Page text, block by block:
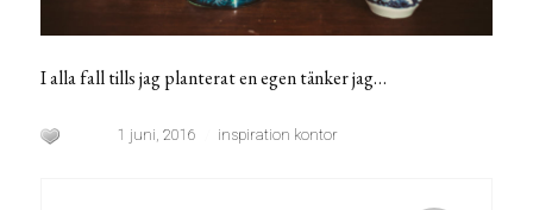
I alla fall tills jag planterat en egen tänker jag…
1 juni, 2016 inspiration kontor